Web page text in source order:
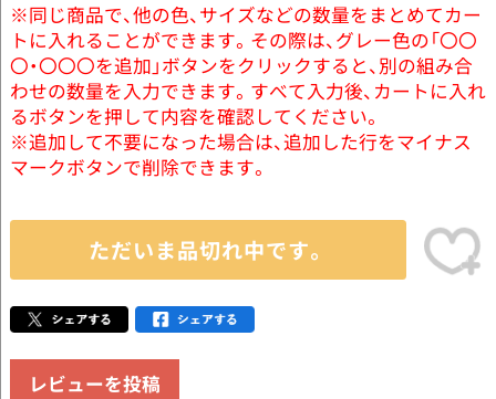
※同じ商品で、他の色、サイズなどの数量をまとめてカー
トに入れることができます。その際は、グレー色の「〇〇
〇・〇〇〇を追加」ボタンをクリックすると、別の組み合
わせの数量を入力できます。すべて入力後、カートに入れ
るボタンを押して内容を確認してください。
※追加して不要になった場合は、追加した行をマイナス
マークボタンで削除できます。
ただいま品切れ中です。
レビューを投稿